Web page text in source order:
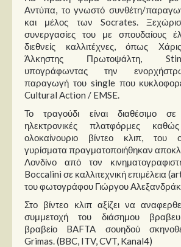
Καλλιτέχνες
Μουσικοί
Διάφοροι
Εκτός Συνόρων
Νέα
Στήλες
Polls
Small Talk
Αντύπα, το γνωστό συνθέτη/
και μέλος των Socrates.
συνεργασίες του με σπουδαίους
διεθνείς καλλιτέχνες, όπως
Άλκηστης Πρωτοψάλτη,
υπογράφωντας την
παραγωγή του single που
Cultural Action / EMSE.
Το τραγούδι είναι διαθέσιμο
ηλεκτρονικές πλατφόρμες
ολοκαίνουριο βίντεο κλιπ, του
γυρίσματα πραγματοποιήθηκαν
Λονδίνο από τον
Boccalini σε καλλιτεχνική επιμέλεια
του φωτογράφου Γιώργου
Στο βίντεο κλιπ αξίζει να
συμμετοχή του διάσημου
βραβείο BAFTA σουηδού
Grimas. (BBC, ITV, CVT, Kanal4)